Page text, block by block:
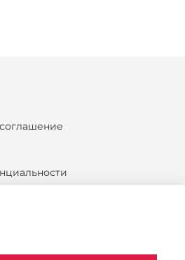
персональных данных
персональных данных